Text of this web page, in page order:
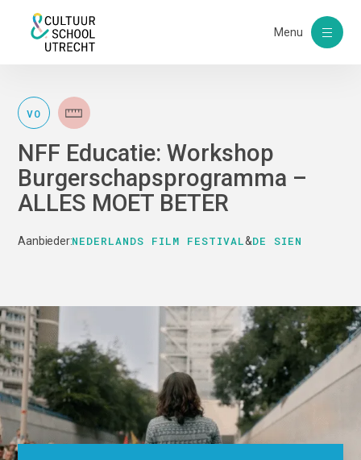
Menu
VO
NFF Educatie: Workshop
Burgerschapsprogramma –
ALLES MOET BETER
Aanbieder:NEDERLANDS FILM FESTIVAL&DE SIEN